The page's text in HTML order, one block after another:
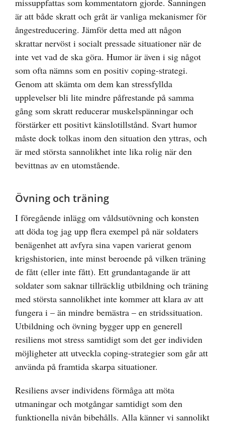
missuppfattas som kommentatorn gjorde. Sanningen
är att både skratt och gråt är vanliga mekanismer för
ångestreducering. Jämför detta med att någon
skrattar nervöst i socialt pressade situationer när de
inte vet vad de ska göra. Humor är även i sig något
som ofta nämns som en positiv coping-strategi.
Genom att skämta om dem kan stressfyllda
upplevelser bli lite mindre påfrestande på samma
gång som skratt reducerar muskelspänningar och
förstärker ett positivt känslotillstånd. Svart humor
måste dock tolkas inom den situation den yttras, och
är med största sannolikhet inte lika rolig när den
bevittnas av en utomstående.
Övning och träning
I föregående inlägg om våldsutövning och konsten
att döda tog jag upp flera exempel på när soldaters
benägenhet att avfyra sina vapen varierat genom
krigshistorien, inte minst beroende på vilken träning
de fått (eller inte fått). Ett grundantagande är att
soldater som saknar tillräcklig utbildning och träning
med största sannolikhet inte kommer att klara av att
fungera i – än mindre bemästra – en stridssituation.
Utbildning och övning bygger upp en generell
resiliens mot stress samtidigt som det ger individen
möjligheter att utveckla coping-strategier som går att
använda på framtida skarpa situationer.
Resiliens avser individens förmåga att möta
utmaningar och motgångar samtidigt som den
funktionella nivån bibehålls. Alla känner vi sannolikt